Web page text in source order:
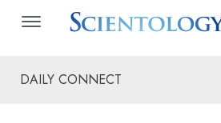
DAILY CONNECT